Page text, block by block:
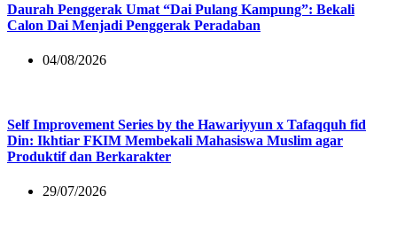
Daurah Penggerak Umat “Dai Pulang Kampung”: Bekali
Calon Dai Menjadi Penggerak Peradaban
04/08/2026
Self Improvement Series by the Hawariyyun x Tafaqquh fid
Din: Ikhtiar FKIM Membekali Mahasiswa Muslim agar
Produktif dan Berkarakter
29/07/2026